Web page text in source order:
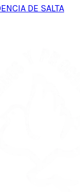
DE SALTA